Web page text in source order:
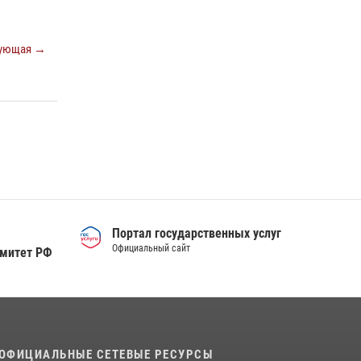
→
РФ
Портал государственных услуг
Официальный сайт
СЕТЕВЫЕ РЕСУРСЫ